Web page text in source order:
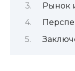
Рынок